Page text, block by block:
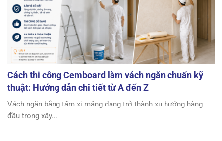
Cách thi công Cemboard làm vách ngăn chuẩn kỹ
thuật: Hướng dẫn chi tiết từ A đến Z
Vách ngăn bằng tấm xi măng đang trở thành xu hướng hàng
đầu trong xây...